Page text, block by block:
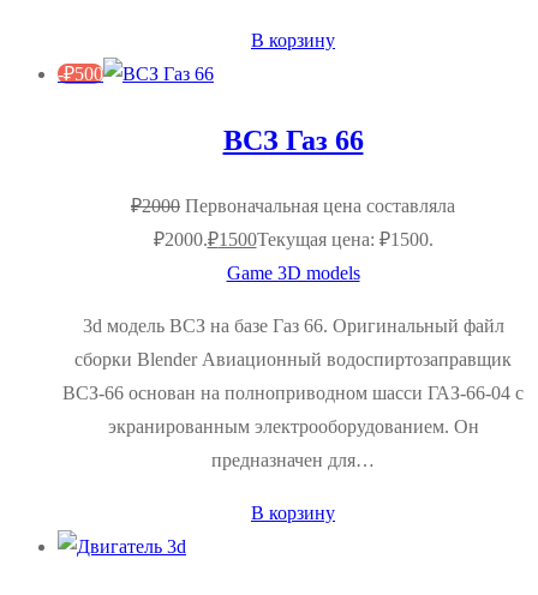
В корзину
-₽500
ВСЗ Газ 66
₽2000 Первоначальная цена составляла
₽2000.₽1500Текущая цена: ₽1500.
Game 3D models
3d модель ВСЗ на базе Газ 66. Оригинальный файл
сборки Blender Авиационный водоспиртозаправщик
ВСЗ-66 основан на полноприводном шасси ГАЗ-66-04 с
экранированным электрооборудованием. Он
предназначен для…
В корзину